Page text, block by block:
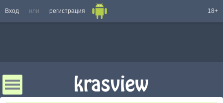
Вход или регистрация 18+